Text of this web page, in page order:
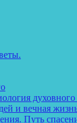
духовного
и вечная
Путь